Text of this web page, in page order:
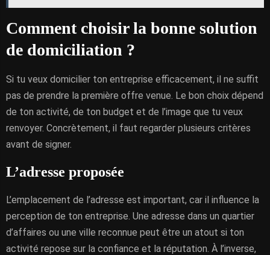
Comment choisir la bonne solution
de domiciliation ?
Si tu veux domicilier ton entreprise efficacement, il ne suffit
pas de prendre la première offre venue. Le bon choix dépend
de ton activité, de ton budget et de l’image que tu veux
renvoyer. Concrètement, il faut regarder plusieurs critères
avant de signer.
L’adresse proposée
L’emplacement de l’adresse est important, car il influence la
perception de ton entreprise. Une adresse dans un quartier
d’affaires ou une ville reconnue peut être un atout si ton
activité repose sur la confiance et la réputation. À l’inverse,